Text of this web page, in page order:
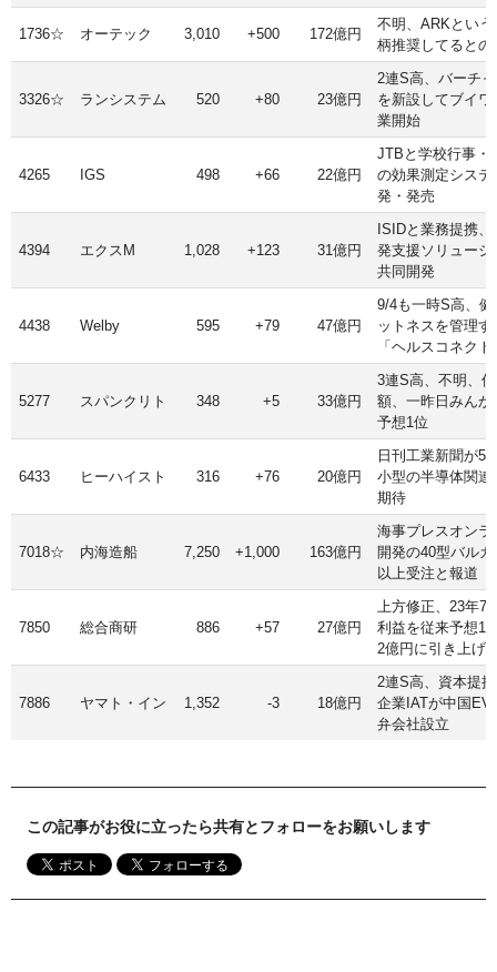
1736☆ オーテック 3,010 +500 172億円
不明、ARKという
柄推奨してるとの
3326☆ ランシステム 520 +80 23億円
2連S高、バーチ
を新設してブイワ
業開始
4265 IGS 498 +66 22億円
JTBと学校行事・
の効果測定システ
発・発売
4394 エクスM 1,028 +123 31億円
ISIDと業務提携
発支援ソリューシ
共同開発
4438 Welby 595 +79 47億円
9/4も一時S高、健
ットネスを管理す
「ヘルスコネク
5277 スパンクリト 348 +5 33億円
3連S高、不明、
額、一昨日みんか
予想1位
6433 ヒーハイスト 316 +76 20億円
日刊工業新聞が5
小型の半導体関連
期待
7018☆ 内海造船 7,250 +1,000 163億円
海事プレスオンラ
開発の40型バル
以上受注と報道
7850 総合商研 886 +57 27億円
上方修正、23年7
利益を従来予想
2億円に引き上げ
7886 ヤマト・イン 1,352 -3 18億円
2連S高、資本提
企業IATが中国EV
弁会社設立
この記事がお役に立ったら共有とフォローをお願いします